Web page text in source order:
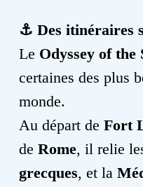
⚓ Des itinéraires
Le Odyssey of the
certaines des plus
monde.
Au départ de Fort
de Rome, il relie
grecques, et la